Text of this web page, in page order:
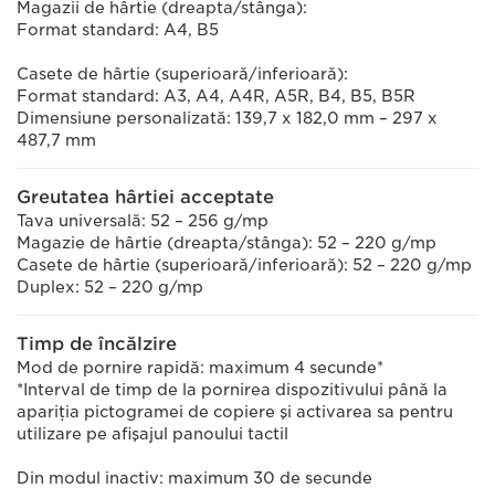
Magazii de hârtie (dreapta/stânga):
Format standard: A4, B5
Casete de hârtie (superioară/inferioară):
Format standard: A3, A4, A4R, A5R, B4, B5, B5R
Dimensiune personalizată: 139,7 x 182,0 mm – 297 x
487,7 mm
Greutatea hârtiei acceptate
Tava universală: 52 – 256 g/mp
Magazie de hârtie (dreapta/stânga): 52 – 220 g/mp
Casete de hârtie (superioară/inferioară): 52 – 220 g/mp
Duplex: 52 – 220 g/mp
Timp de încălzire
Mod de pornire rapidă: maximum 4 secunde*
*Interval de timp de la pornirea dispozitivului până la
apariţia pictogramei de copiere şi activarea sa pentru
utilizare pe afişajul panoului tactil
Din modul inactiv: maximum 30 de secunde